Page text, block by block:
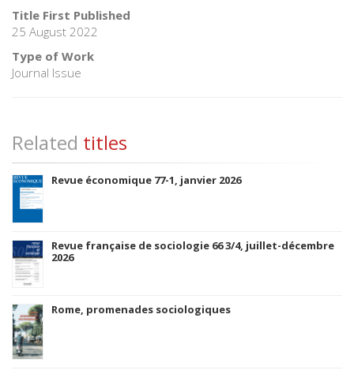
Title First Published
25 August 2022
Type of Work
Journal Issue
Related titles
Revue économique 77-1, janvier 2026
Revue française de sociologie 66 3/4, juillet-décembre
2026
Rome, promenades sociologiques